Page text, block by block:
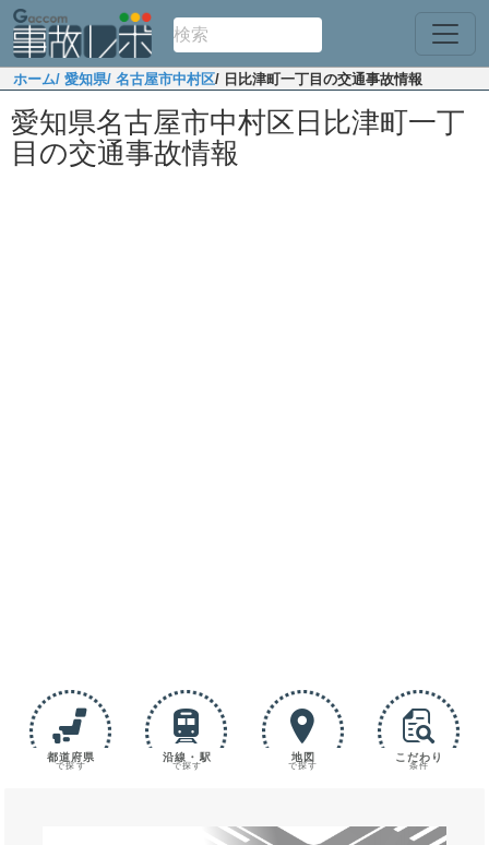
ホーム/ 愛知県/ 名古屋市中村区/ 日比津町一丁目の交通事故情報
愛知県名古屋市中村区日比津町一丁
目の交通事故情報
都道府県
で探す
沿線・駅
で探す
地図
で探す
こだわり
条件